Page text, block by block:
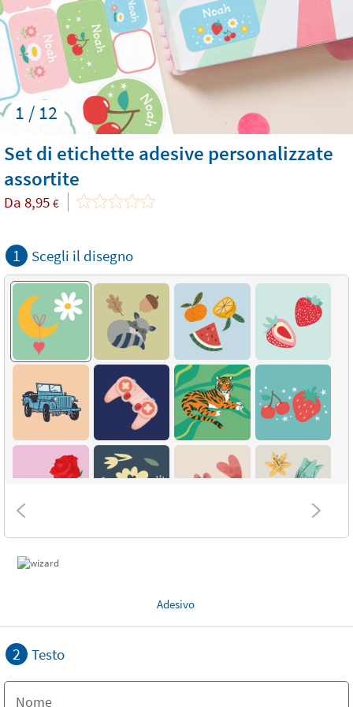
1 / 12
Set di etichette adesive personalizzate
assortite
Da 8,95 €
1 Scegli il disegno
Adesivo
2 Testo